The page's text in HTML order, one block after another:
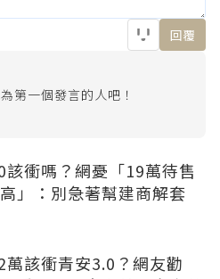
回覆
第一個發言的人吧！
該衝嗎？網憂「19萬待售
」：別急著幫建商解套
萬該衝青安3.0？網友勸